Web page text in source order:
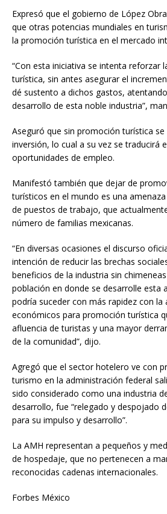
Expresó que el gobierno de López
que otras potencias mundiales en
la promoción turística en el mercado
“Con esta iniciativa se intenta reforzar
turística, sin antes asegurar el
dé sustento a dichos gastos,
desarrollo de esta noble industria”,
Aseguró que sin promoción turística
inversión, lo cual a su vez se traducirá
oportunidades de empleo.
Manifestó también que dejar de
turísticos en el mundo es una
de puestos de trabajo, que
número de familias mexicanas.
“En diversas ocasiones el discurso
intención de reducir las brechas
beneficios de la industria sin
población en donde se desarrolle esta
podría suceder con más rapidez con la
económicos para promoción turística
afluencia de turistas y una mayor
de la comunidad”, dijo.
Agregó que el sector hotelero ve con
turismo en la administración federal
sido considerado como una industria
desarrollo, fue “relegado y despojado
para su impulso y desarrollo”.
La AMH representan a pequeños y
de hospedaje, que no pertenecen a
reconocidas cadenas internacionales.
Forbes México